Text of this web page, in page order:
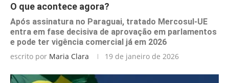
O que acontece agora?
Após assinatura no Paraguai, tratado Mercosul-UE
entra em fase decisiva de aprovação em parlamentos
e pode ter vigência comercial já em 2026
escrito por Maria Clara 19 de janeiro de 2026